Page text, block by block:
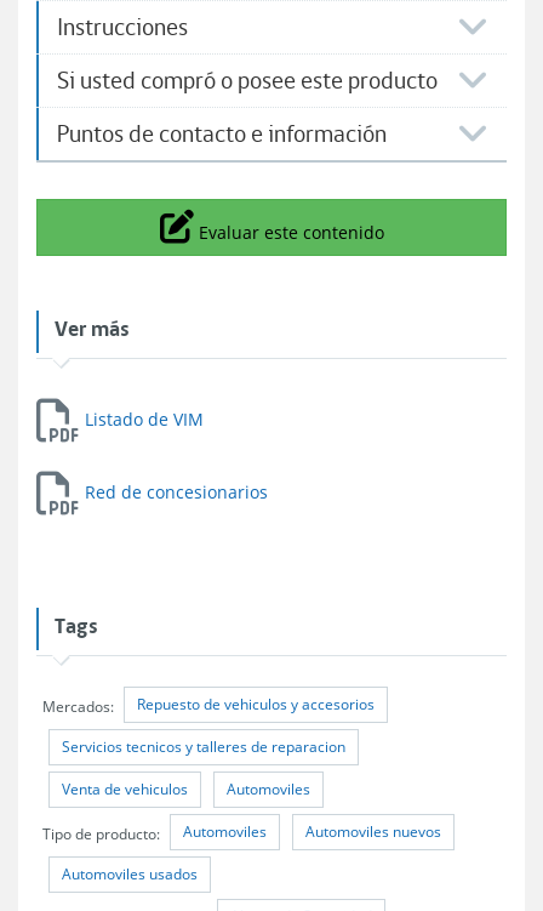
Instrucciones
Si usted compró o posee este producto
Puntos de contacto e información
Icono
Evaluar este contenido
Ver más
Listado de VIM
Red de concesionarios
Tags
Mercados: Repuesto de vehiculos y accesorios
Servicios tecnicos y talleres de reparacion
Venta de vehiculos Automoviles
Tipo de producto: Automoviles Automoviles nuevos
Automoviles usados